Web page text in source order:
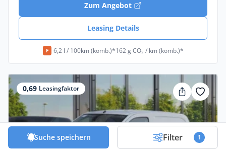
Suche speichern Filter 1
Zum Angebot
Leasing Details
F 6,2 l / 100km (komb.)*162 g CO₂ / km (komb.)*
0,69 Leasingfaktor